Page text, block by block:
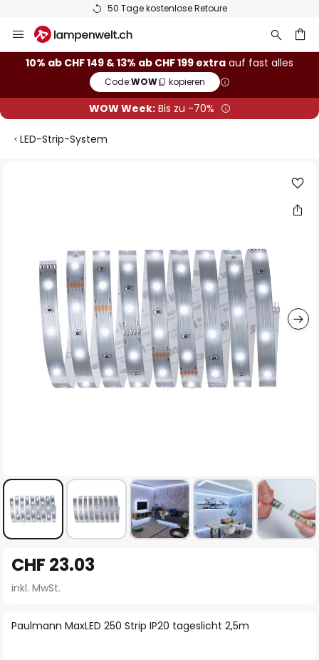
50 Tage kostenlose Retoure
Inhalt
springen
10% ab CHF 149 & 13% ab CHF 199 extra auf fast alles
Code:WOW kopieren
WOW Week:Bis zu -70%
LED-Strip-System
Anfang
der
springen
Paulmann MaxLED 250 Strip IP20 tageslicht 2,5m
CHF 23.03
inkl. MwSt.